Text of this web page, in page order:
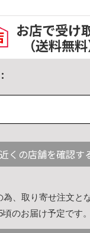
お店で受け
（送料無料
近くの店舗を確認す
、取り寄せ注文と
のお届け予定です。